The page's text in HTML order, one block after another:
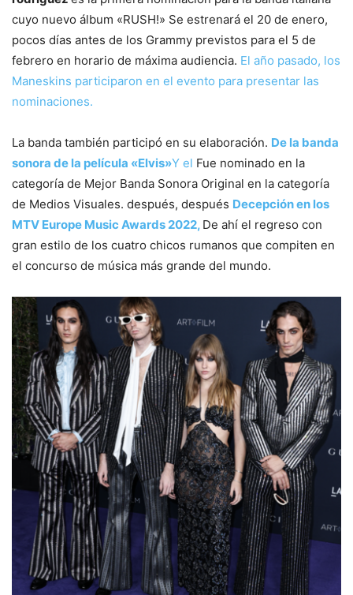
cuyo nuevo álbum «RUSH!» Se estrenará el 20 de enero,
pocos días antes de los Grammy previstos para el 5 de
febrero en horario de máxima audiencia. El año pasado, los
Maneskins participaron en el evento para presentar las
nominaciones.
La banda también participó en su elaboración. De la banda
sonora de la película «Elvis»Y el Fue nominado en la
categoría de Mejor Banda Sonora Original en la categoría
de Medios Visuales. después, después Decepción en los
MTV Europe Music Awards 2022, De ahí el regreso con
gran estilo de los cuatro chicos rumanos que compiten en
el concurso de música más grande del mundo.